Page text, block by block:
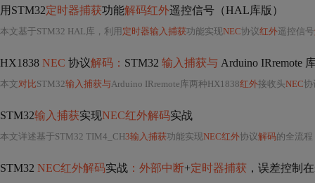
用STM32定时器捕获功能解码红外遥控信号（HAL库版）
本文基于STM32 HAL库，利用 定时器输入捕获功能实现NEC协议红外遥控信号
HX1838 NEC 协议解码： STM32 输入捕获与 Arduino IRremote
本文对比STM32输入捕获与Arduino IRremote库两种HX1838红外接收头NEC协
STM32输入捕获实现NEC红外解码实战
本文详述基于STM32 TIM4_CH3输入捕获功能实现NEC红外协议解码的全流程
STM32 NEC红外解码实战 ：外部中断+定时器捕获 ，误差控制